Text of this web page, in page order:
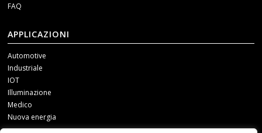
FAQ
APPLICAZIONI
Automotive
Industriale
IOT
Illuminazione
Medico
Nuova energia